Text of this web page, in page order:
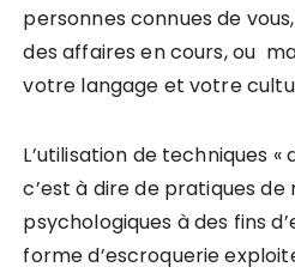
personnes connues de
des affaires en cours, ou
votre langage et votre
L’utilisation de techniques «
c’est à dire de pratiques de
psychologiques à des fins
forme d’escroquerie